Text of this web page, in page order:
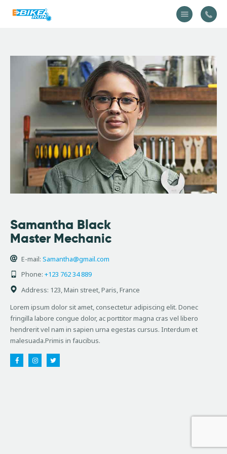
Accueil
Vélo
Équipement
A propos
Actualités
Contactez-nous
Samantha Black
Master Mechanic
E-mail: Samantha@gmail.com
Phone: +123 762 34 889
Address: 123, Main street, Paris, France
Lorem ipsum dolor sit amet, consectetur adipiscing elit. Donec
fringilla labore congue dolor, ac porttitor magna cras vel libero
hendrerit vel nam in sapien urna egestas cursus. Interdum et
malesuada.Primis in faucibus.